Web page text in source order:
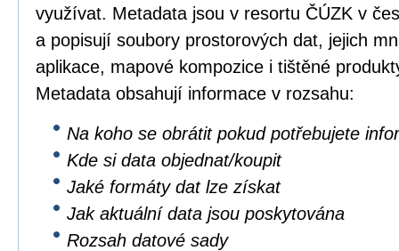
využívat. Metadata jsou v resortu ČÚZK v
a popisují soubory prostorových dat, jejich
aplikace, mapové kompozice i tištěné
Metadata obsahují informace v rozsahu:
Na koho se obrátit pokud potřebujete
Kde si data objednat/koupit
Jaké formáty dat lze získat
Jak aktuální data jsou poskytována
Rozsah datové sady